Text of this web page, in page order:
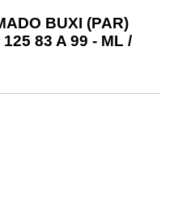
BUXI (PAR)
83 A 99 - ML /